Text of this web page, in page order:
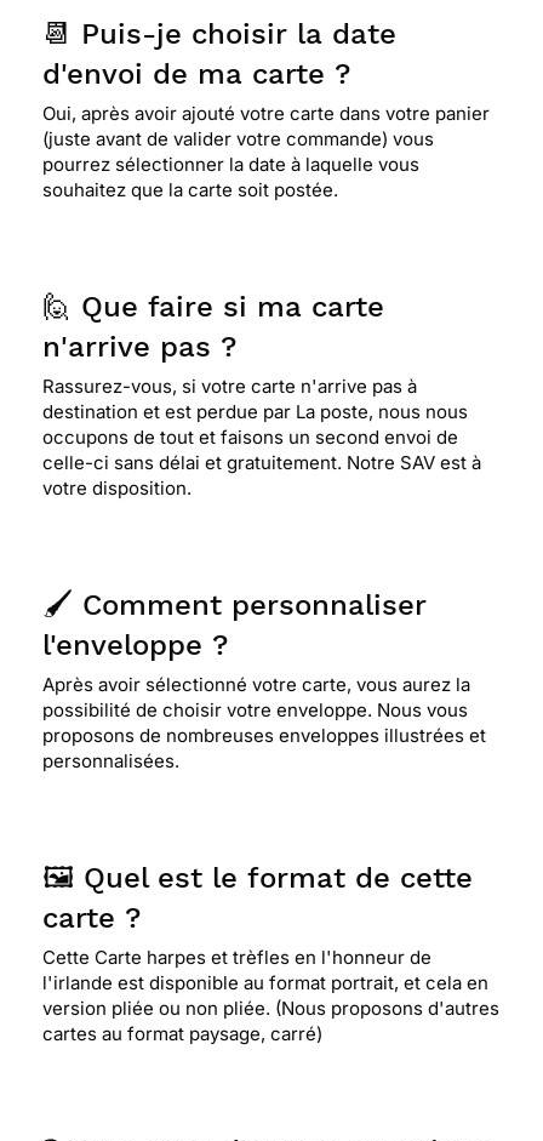
📆 Puis-je choisir la date
d'envoi de ma carte ?
Oui, après avoir ajouté votre carte dans votre panier
(juste avant de valider votre commande) vous
pourrez sélectionner la date à laquelle vous
souhaitez que la carte soit postée.
🙋 Que faire si ma carte
n'arrive pas ?
Rassurez-vous, si votre carte n'arrive pas à
destination et est perdue par La poste, nous nous
occupons de tout et faisons un second envoi de
celle-ci sans délai et gratuitement. Notre SAV est à
votre disposition.
🖌️ Comment personnaliser
l'enveloppe ?
Après avoir sélectionné votre carte, vous aurez la
possibilité de choisir votre enveloppe. Nous vous
proposons de nombreuses enveloppes illustrées et
personnalisées.
🖼️ Quel est le format de cette
carte ?
Cette Carte harpes et trèfles en l'honneur de
l'irlande est disponible au format portrait, et cela en
version pliée ou non pliée. (Nous proposons d'autres
cartes au format paysage, carré)